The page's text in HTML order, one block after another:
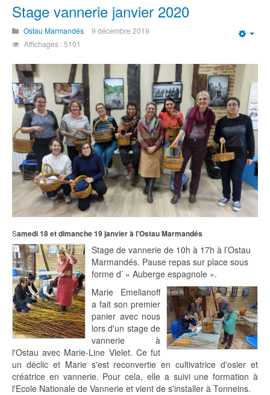
Stage vannerie janvier 2020
Ostau Marmandés
9 décembre 2019
Affichages : 5101
Samedi 18 et dimanche 19 janvier à l'Ostau Marmandés
Stage de vannerie de 10h à 17h à l’Ostau
Marmandés. Pause repas sur place sous
forme d’ « Auberge espagnole ».
Marie Emelianoff
a fait son premier
panier avec nous
lors d'un stage de
vannerie à
l'Ostau avec Marie-Line Vielet. Ce fut
un déclic et Marie s'est reconvertie en cultivatrice d'osier et
créatrice en vannerie. Pour cela, elle a suivi une formation à
l'Ecole Nationale de Vannerie et vient de s'installer à Tonneins.